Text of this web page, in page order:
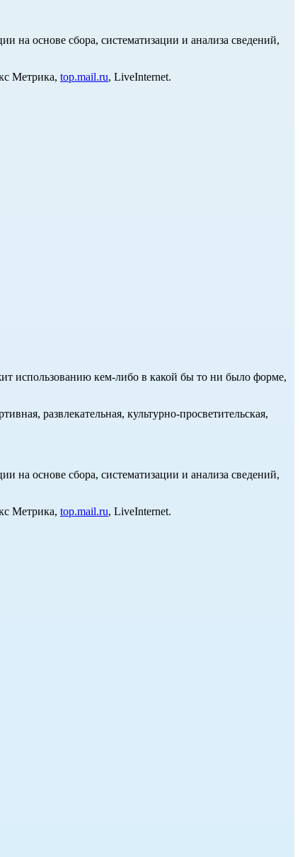
основе сбора, систематизации и анализа сведений,
Метрика, top.mail.ru, LiveInternet.
использованию кем-либо в какой бы то ни было форме,
развлекательная, культурно-просветительская,
основе сбора, систематизации и анализа сведений,
Метрика, top.mail.ru, LiveInternet.